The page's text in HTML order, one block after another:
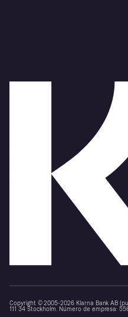
Copyright © 2005-2026 Klarna Bank AB
111 34 Stockholm. Número de empresa: